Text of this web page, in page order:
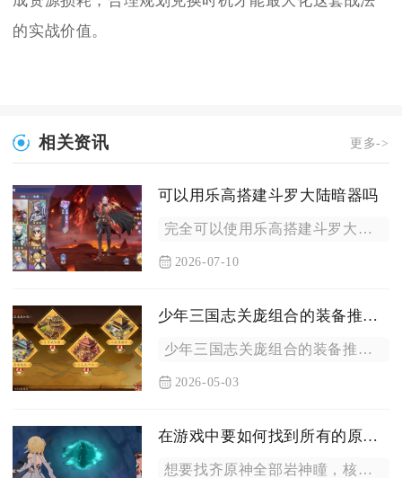
的实战价值。
相关资讯 更多->
可以用乐高搭建斗罗大陆暗器吗
完全可以使用乐高搭建斗罗大陆各类唐门暗器，既能做出仅用于观赏...
2026-07-10
少年三国志关庞组合的装备推荐是什么
少年三国志关庞组合的装备推荐为关羽优先选择青龙套装搭配暴击爆...
2026-05-03
在游戏中要如何找到所有的原神岩神瞳
想要找齐原神全部岩神瞳，核心思路是结合区域地图点位标记、地形...